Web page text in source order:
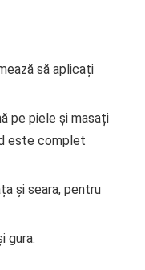
să aplicați
pe piele și masați
este complet
și seara, pentru
gura.